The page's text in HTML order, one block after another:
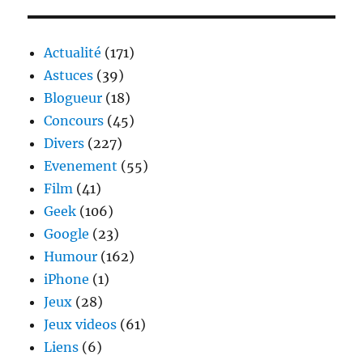
Actualité (171)
Astuces (39)
Blogueur (18)
Concours (45)
Divers (227)
Evenement (55)
Film (41)
Geek (106)
Google (23)
Humour (162)
iPhone (1)
Jeux (28)
Jeux videos (61)
Liens (6)